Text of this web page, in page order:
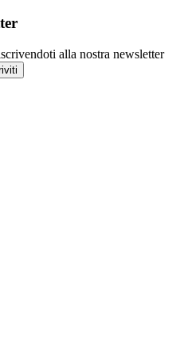
alla nostra newsletter